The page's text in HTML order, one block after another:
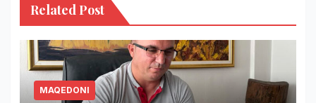
Related Post
MAQEDONI